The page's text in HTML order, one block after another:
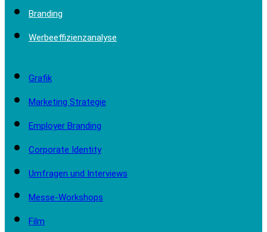
Branding
Werbeeffizienzanalyse
Grafik
Marketing Strategie
Employer Branding
Corporate Identity
Umfragen und Interviews
Messe-Workshops
Film